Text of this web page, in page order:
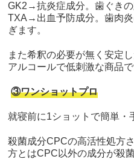
GK2→抗炎症成分。歯ぐきの
TXA→出血予防成分。歯肉
ぎます。
また希釈の必要が無く安定
アルコールで低刺激な商品で
③ワンショットプロ
就寝前に1ショットで簡単・
殺菌成分CPCの高活性処方
方とはCPC以外の成分が殺